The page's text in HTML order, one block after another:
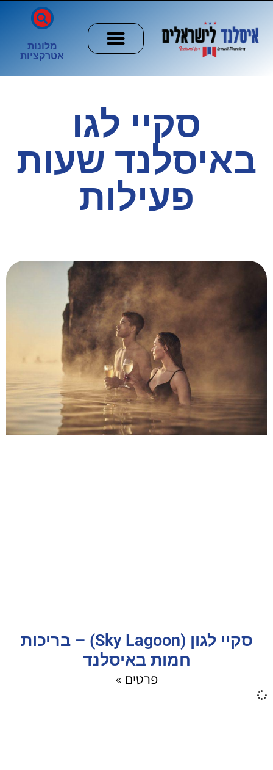
מלונות
אטרקציות
סקיי לגו
באיסלנד שעות
פעילות
סקיי לגון (Sky Lagoon) – בריכות
חמות באיסלנד
פרטים »